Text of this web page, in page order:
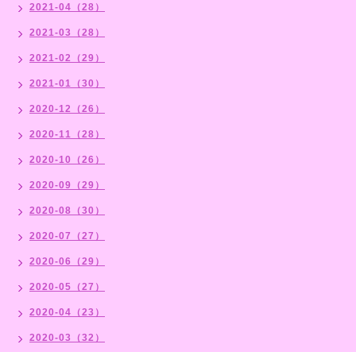
2021-04（28）
2021-03（28）
2021-02（29）
2021-01（30）
2020-12（26）
2020-11（28）
2020-10（26）
2020-09（29）
2020-08（30）
2020-07（27）
2020-06（29）
2020-05（27）
2020-04（23）
2020-03（32）